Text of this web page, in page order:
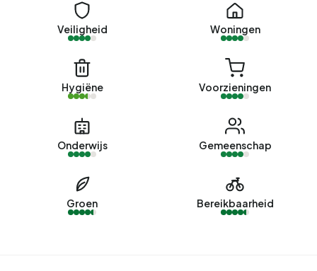
In Krimpen aan den IJssel zijn er 12.714 adressen met een
geregistreerd energielabel. De meest voorkomende
labels zijn C (31%), A (25%) en B (16%). Gemiddeld
verbruikt een adres in Krimpen aan den IJssel 2.670 kWh
landelijke gemiddelde van 2.810 kWh. Met een jaarlijkse
verbruik van 950 m³ per adres ligt het aardgasverbruik 26%
Veiligheid Woningen
Hygiëne Voorzieningen
Onderwijs Gemeenschap
Groen Bereikbaarheid